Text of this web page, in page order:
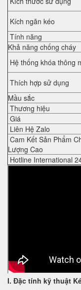
Kích ngăn kéo
Tính năng
Khả năng chống cháy
Hệ thống khóa thông
Thích hợp sử dụng
Mầu sắc
Thương hiệu
Giá
Liên Hệ Zalo
Cam Kết Sản Phẩm
Lượng Cao
Hotline International
I. Đặc tính kỹ thuật